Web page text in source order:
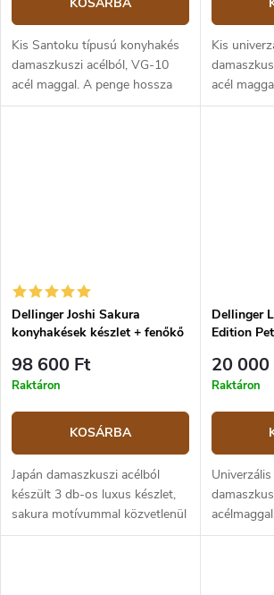
Kis Santoku típusú konyhakés
damaszkuszi acélból, VG-10
acél maggal. A penge hossza
14 cm, a teljes hossz 27,5 cm.
Kis
acél
14 cm, a
Dellinger Joshi Sakura
konyhakések készlet + fenőkő
98 600 Ft
Raktáron
KOSÁRBA
Japán damaszkuszi acélból
készült 3 db-os luxus készlet,
sakura motívummal közvetlenül
a pengén.A készlet tartalmaz
Dellinger
Edition
20 000
Raktáron
cm, a